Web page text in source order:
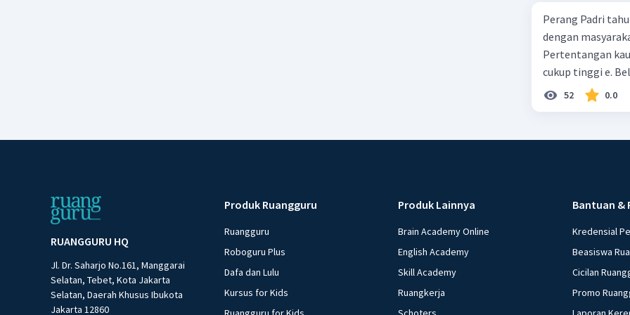
Perang Padri
dengan
Pertentangan
cukup tinggi e.
52 0.0
RUANGGURU HQ
Jl. Dr. Saharjo No.161, Manggarai
Selatan, Tebet, Kota Jakarta
Selatan, Daerah Khusus Ibukota
Jakarta 12860
Produk Ruangguru
Ruangguru
Roboguru Plus
Dafa dan Lulu
Kursus for Kids
Produk Lainnya
Brain Academy Online
English Academy
Skill Academy
Ruangkerja
Bantuan &
Kredensial
Beasiswa
Cicilan
Promo